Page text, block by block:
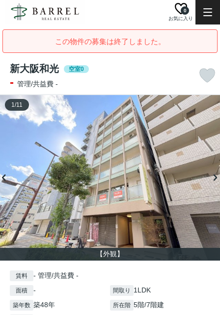
お気に入り
0
この物件の募集は終了しました。
新大阪和光 空室0
- 管理/共益費 -
【外観】
1/11
賃料 - 管理/共益費 -
面積 - 間取り 1LDK
築年数 築48年 所在階 5階/7階建